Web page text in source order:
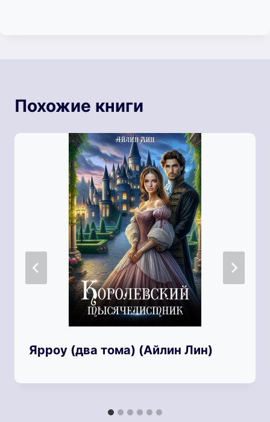
Похожие книги
Ярроу (два тома) (Айлин Лин)